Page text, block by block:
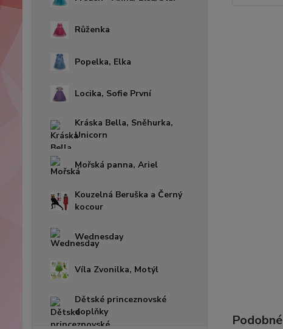
Růženka
Popelka, Elka
Locika, Sofie První
Kráska Bella, Sněhurka,
Unicorn
Mořská panna, Ariel
Kouzelná Beruška a Černý
kocour
Wednesday
Víla Zvonilka, Motýl
Dětské princeznovské
doplňky